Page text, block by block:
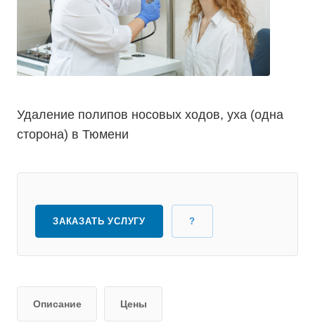
Удаление полипов носовых ходов, уха (одна
сторона) в Тюмени
ЗАКАЗАТЬ УСЛУГУ ?
Описание Цены